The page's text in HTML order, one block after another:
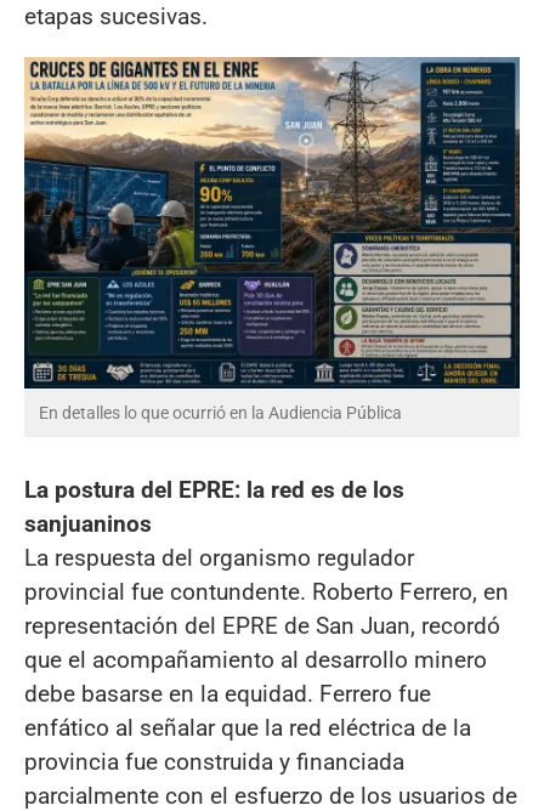
etapas sucesivas.
En detalles lo que ocurrió en la Audiencia Pública
La postura del EPRE: la red es de los
sanjuaninos
La respuesta del organismo regulador
provincial fue contundente. Roberto Ferrero, en
representación del EPRE de San Juan, recordó
que el acompañamiento al desarrollo minero
debe basarse en la equidad. Ferrero fue
enfático al señalar que la red eléctrica de la
provincia fue construida y financiada
parcialmente con el esfuerzo de los usuarios de